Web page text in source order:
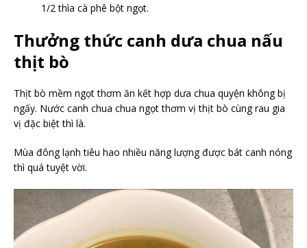
1/2 thìa cà phê bột ngọt.
Thưởng thức canh dưa chua nấu
thịt bò
Thịt bò mềm ngọt thơm ăn kết hợp dưa chua quyện không bị
ngấy. Nước canh chua chua ngọt thơm vị thịt bò cùng rau gia
vị đặc biệt thì là.
Mùa đông lạnh tiêu hao nhiều năng lượng được bát canh nóng
thì quá tuyệt vời.